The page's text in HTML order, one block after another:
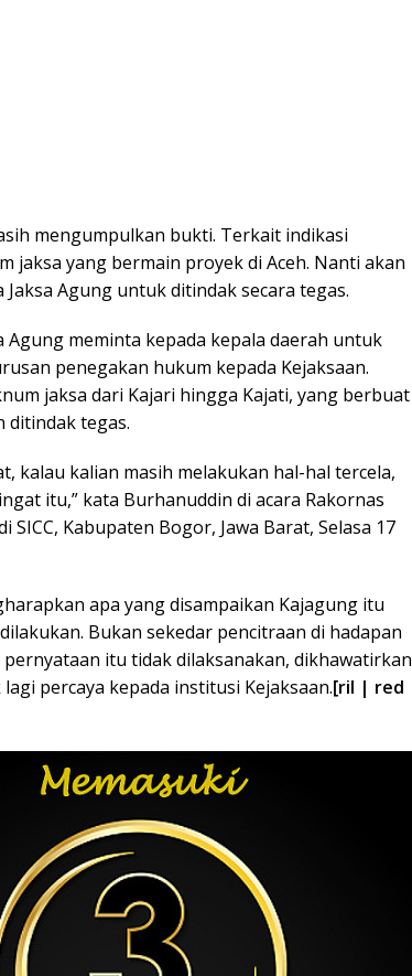
mengumpulkan bukti. Terkait indikasi
jaksa yang bermain proyek di Aceh. Nanti akan
Agung untuk ditindak secara tegas.
Agung meminta kepada kepala daerah untuk
penegakan hukum kepada Kejaksaan.
jaksa dari Kajari hingga Kajati, yang berbuat
ditindak tegas.
kalau kalian masih melakukan hal-hal tercela,
itu,” kata Burhanuddin di acara Rakornas
SICC, Kabupaten Bogor, Jawa Barat, Selasa 17
apa yang disampaikan Kajagung itu
Bukan sekedar pencitraan di hadapan
pernyataan itu tidak dilaksanakan, dikhawatirkan
percaya kepada institusi Kejaksaan.[ril | red